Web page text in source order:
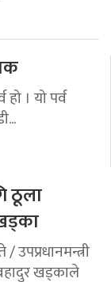
। यो पर्व
ठूला
उपप्रधानमन्त्री
खड्काले